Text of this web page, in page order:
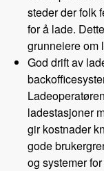
steder der folk
for å lade.
grunneiere om
God drift av
ladestasjoner
gir kostnader
gode
og systemer